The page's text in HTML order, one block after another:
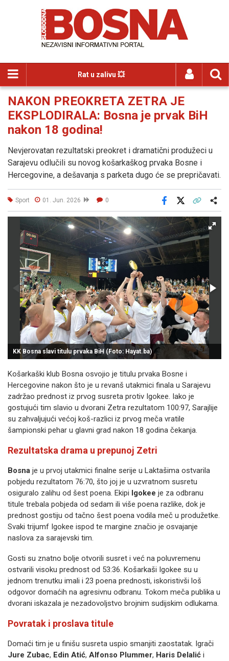
Rat u zalivu 💥
NAKON PREOKRETA ZETRA JE
EKSPLODIRALA: Bosna je prvak BiH
nakon 18 godina!
Nevjerovatan rezultatski preokret i dramatični produžeci u
Sarajevu odlučili su novog košarkaškog prvaka Bosne i
Hercegovine, a dešavanja s parketa dugo će se prepričavati.
Sport 01. Jun. 2026 0
Facebook
KK Bosna slavi titulu prvaka BiH (Foto: Hayat.ba)
Košarkaški klub Bosna osvojio je titulu prvaka Bosne i
Hercegovine nakon što je u revanš utakmici finala u Sarajevu
zadržao prednost iz prvog susreta protiv Igokee. Iako je
gostujući tim slavio u dvorani Zetra rezultatom 100:97, Sarajlije
su zahvaljujući većoj koš-razlici iz prvog meča vratile
šampionski pehar u glavni grad nakon 18 godina čekanja.
Rezultatska drama u prepunoj Zetri
Bosna je u prvoj utakmici finalne serije u Laktašima ostvarila
pobjedu rezultatom 76:70, što joj je u uzvratnom susretu
osiguralo zalihu od šest poena. Ekipi Igokee je za odbranu
titule trebala pobjeda od sedam ili više poena razlike, dok je
prednost gostiju od tačno šest poena vodila meč u produžetke.
Svaki trijumf Igokee ispod te margine značio je osvajanje
naslova za sarajevski tim.
Gosti su znatno bolje otvorili susret i već na poluvremenu
ostvarili visoku prednost od 53:36. Košarkaši Igokee su u
jednom trenutku imali i 23 poena prednosti, iskoristivši loš
odgovor domaćih na agresivnu odbranu. Tokom meča publika u
dvorani iskazala je nezadovoljstvo brojnim sudijskim odlukama.
Povratak i proslava titule
Domaći tim je u finišu susreta uspio smanjiti zaostatak. Igrači
Jure Zubac, Edin Atić, Alfonso Plummer, Haris Delalić i